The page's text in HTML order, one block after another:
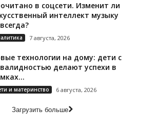
в соцсети. Изменит ли
интеллект музыку
7 августа, 2026
технологии на дому: дети с
делают успехи в
и материнство 6 августа, 2026
Загрузить больше